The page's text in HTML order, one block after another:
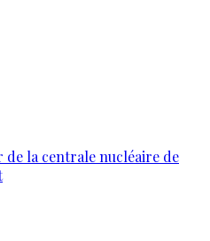
la centrale nucléaire de